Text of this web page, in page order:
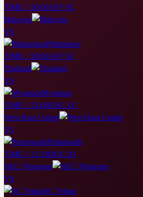
TIME // 20:00AFF SC
Malaysia
VS
Philippines
TIME // 20:00AFF SC
Thailand
VS
Myanmar
TIME // 21:00ENG LC
West Ham United
VS
Portsmouth
TIME // 21:30HOL D1
NEC Nijmegen
VS
SC Telstar